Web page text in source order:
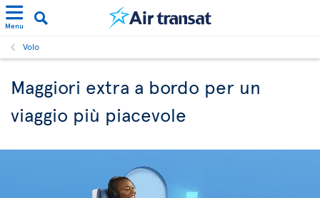
Menu
Volo
Maggiori extra a bordo per un
viaggio più piacevole